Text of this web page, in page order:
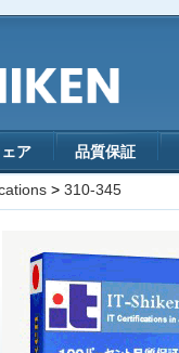
ア 品質保証
> 310-345